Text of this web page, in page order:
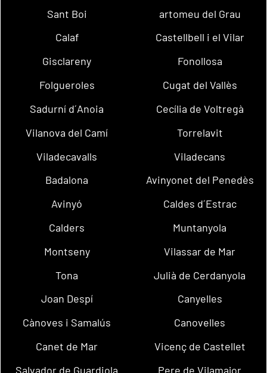
Sant Boi
artomeu del Grau
Calaf
Castellbell i el Vilar
Gisclareny
Fonollosa
Folgueroles
Cugat del Vallès
Sadurní d´Anoia
Cecília de Voltregà
Vilanova del Camí
Torrelavit
Viladecavalls
Viladecans
Badalona
Avinyonet del Penedès
Avinyó
Caldes d´Estrac
Calders
Muntanyola
Montseny
Vilassar de Mar
Tona
Julià de Cerdanyola
Joan Despí
Canyelles
Cànoves i Samalús
Canovelles
Canet de Mar
Vicenç de Castellet
Salvador de Guardiola
Pere de Vilamajor